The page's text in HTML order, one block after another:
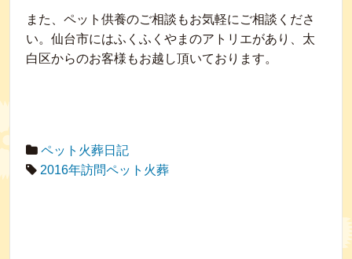
また、ペット供養のご相談もお気軽にご相談くださ
い。仙台市にはふくふくやまのアトリエがあり、太
白区からのお客様もお越し頂いております。
ペット火葬日記
2016年訪問ペット火葬